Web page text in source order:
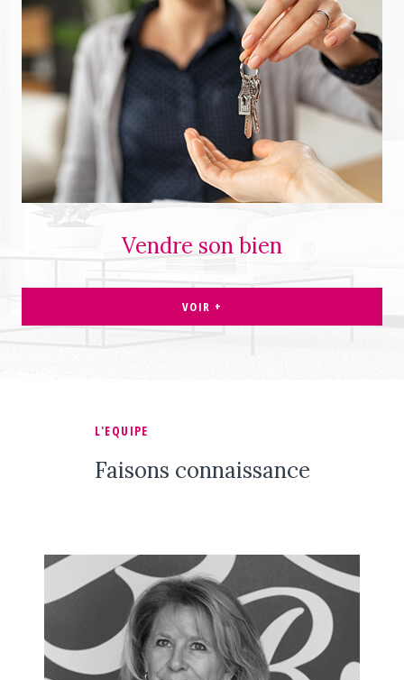
Vendre son bien
VOIR +
L'EQUIPE
Faisons connaissance